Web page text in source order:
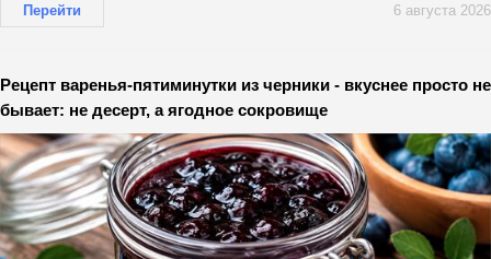
Перейти 6 августа 2026
Рецепт варенья-пятиминутки из черники - вкуснее просто не
бывает: не десерт, а ягодное сокровище